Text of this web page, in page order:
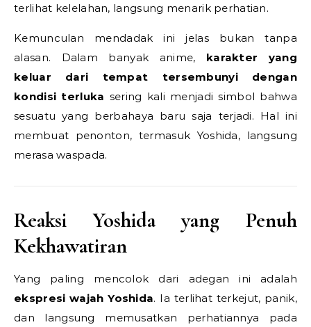
terlihat kelelahan, langsung menarik perhatian.
Kemunculan mendadak ini jelas bukan tanpa
alasan. Dalam banyak anime, karakter yang
keluar dari tempat tersembunyi dengan
kondisi terluka sering kali menjadi simbol bahwa
sesuatu yang berbahaya baru saja terjadi. Hal ini
membuat penonton, termasuk Yoshida, langsung
merasa waspada.
Reaksi Yoshida yang Penuh
Kekhawatiran
Yang paling mencolok dari adegan ini adalah
ekspresi wajah Yoshida. Ia terlihat terkejut, panik,
dan langsung memusatkan perhatiannya pada